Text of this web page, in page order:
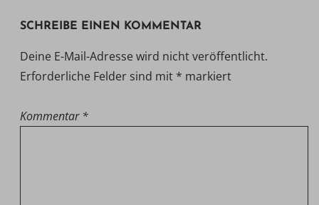
SCHREIBE EINEN KOMMENTAR
Deine E-Mail-Adresse wird nicht veröffentlicht.
Erforderliche Felder sind mit * markiert
Kommentar *